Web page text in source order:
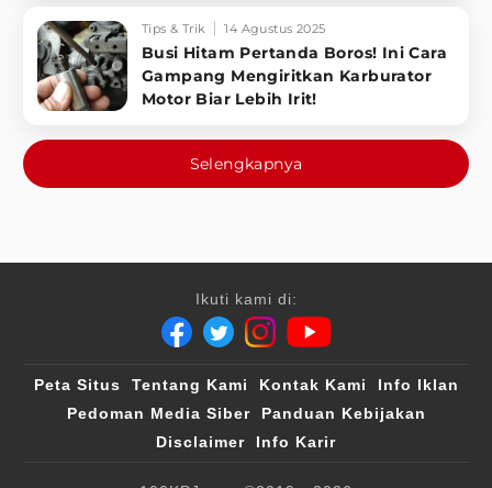
Tips & Trik 14 Agustus 2025
Busi Hitam Pertanda Boros! Ini Cara
Gampang Mengiritkan Karburator
Motor Biar Lebih Irit!
Selengkapnya
Ikuti kami di:
Peta Situs Tentang Kami Kontak Kami
Info Iklan
Pedoman Media Siber
Panduan Kebijakan
Disclaimer
Info Karir